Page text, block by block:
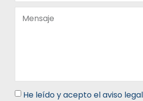
He leído y acepto el aviso